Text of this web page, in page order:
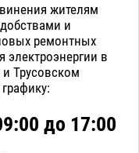
жителям
и
ремонтных
электроэнергии в
Трусовском
до 17:00